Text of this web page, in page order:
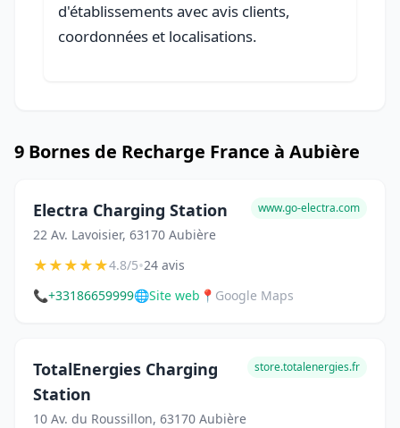
d'établissements avec avis clients,
coordonnées et localisations.
9 Bornes de Recharge France à Aubière
Electra Charging Station
22 Av. Lavoisier, 63170 Aubière
www.go-electra.com
★★★★★4.8/5•24 avis
📞+33186659999🌐Site web 📍 Google Maps
TotalEnergies Charging
Station
10 Av. du Roussillon, 63170 Aubière
store.totalenergies.fr